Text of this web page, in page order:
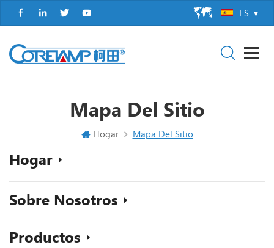
ES
Mapa Del Sitio
Hogar Mapa Del Sitio
Hogar
Sobre Nosotros
Productos